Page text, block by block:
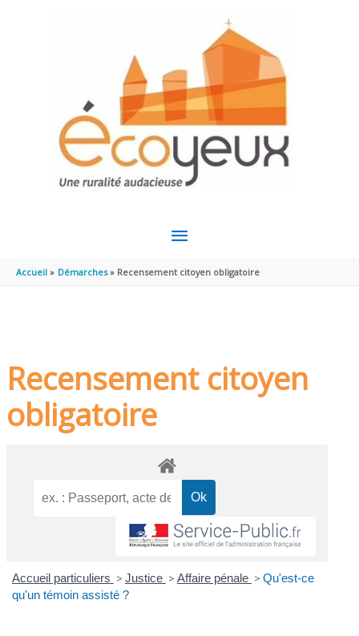
MENU
PRINCIPAL
Accueil Démarches Recensement citoyen obligatoire
Recensement citoyen
obligatoire
Accueil particuliers > Justice > Affaire pénale > Qu'est-ce
qu'un témoin assisté ?